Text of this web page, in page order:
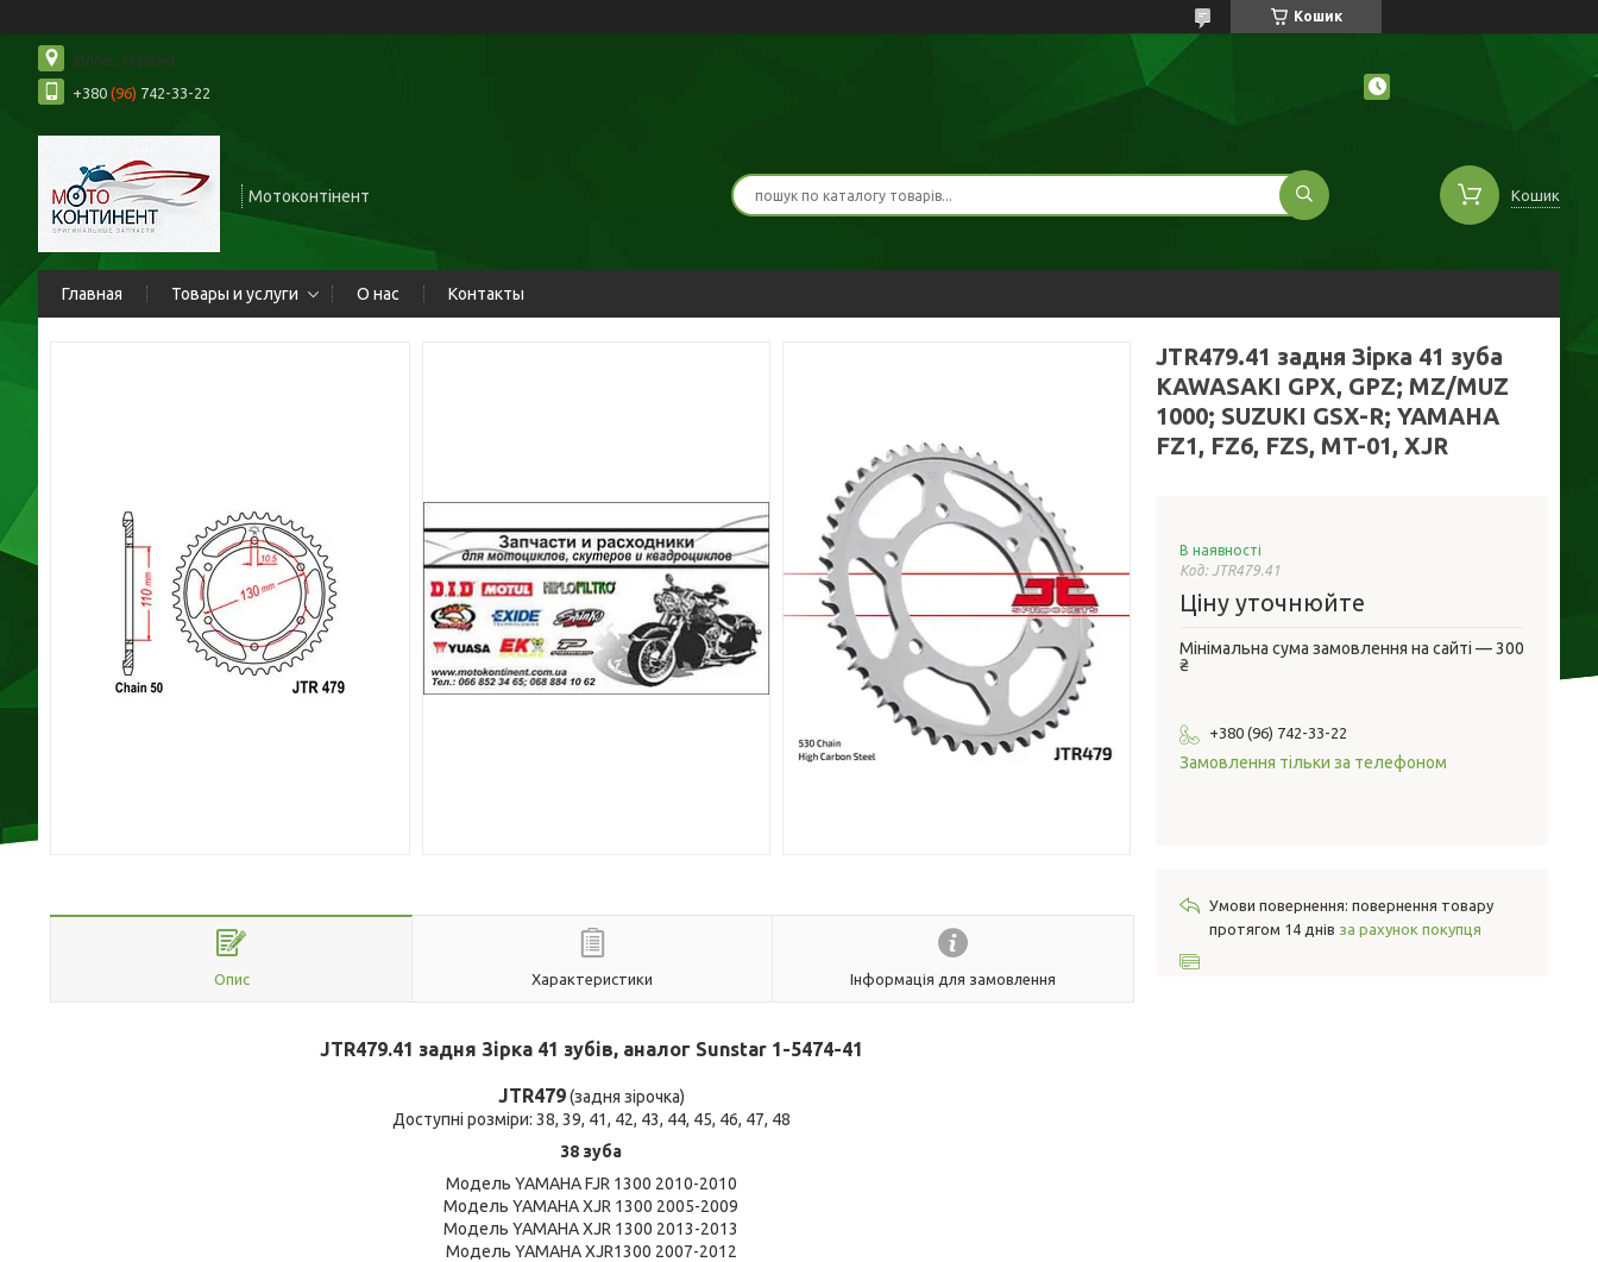
Кошик
Ірпінь, Україна
+380 (96) 742-33-22
Мотоконтінент Кошик
Главная Товары и услуги О нас Контакты
Опис Характеристики Інформація для замовлення
JTR479.41 задня Зірка 41 зубів, аналог Sunstar 1-5474-41
JTR479(задня зірочка)
Доступні розміри: 38, 39, 41, 42, 43, 44, 45, 46, 47, 48
38 зуба
Модель YAMAHA FJR 1300 2010-2010
Модель YAMAHA XJR 1300 2005-2009
Модель YAMAHA XJR 1300 2013-2013
Модель YAMAHA XJR1300 2007-2012
JTR479.41 задня Зірка 41 зуба
KAWASAKI GPX, GPZ; MZ/MUZ
1000; SUZUKI GSX-R; YAMAHA
FZ1, FZ6, FZS, MT-01, XJR
В наявності
Код: JTR479.41
Ціну уточнюйте
Мінімальна сума замовлення на сайті — 300
₴
+380 (96) 742-33-22
Замовлення тільки за телефоном
повернення товару
протягом 14 днів за рахунок покупця